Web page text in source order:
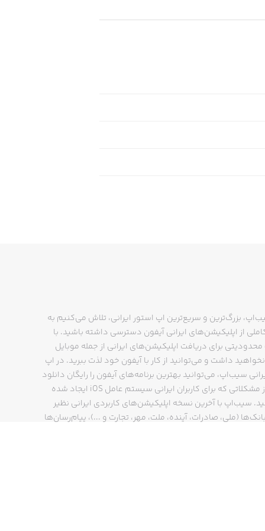
technology! Any 2.5D
Touch-Based Control System –
Leave other boring MOBA games
„The city is not a human zoo, it’s
بزرگ‌ترین و سریع‌ترین اپ استور ایرانی، تلاش می‌کنیم به
از اپلیکیشن‌های ایرانی آیفون دسترسی داشته باشید. با
برای دریافت اپلیکیشن‌های ایرانی از جمله موبایل
داشت و می‌توانید از کار با آیفون خود لذت ببرید. در اپ
سیب‌اپ، می‌توانید بهترین برنامه‌های آیفون را رایگان دانلود
کنید و از مشکلاتی که برای کاربران ایرانی سیستم عامل iOS ایجاد شده
سیب‌اپ با آخرین نسخه اپلیکیشن‌های کاربردی ایرانی نظیر
(ملی، صادرات، آینده، ملت، مهر، تجارت و ...)، پیام‌رسان‌ها